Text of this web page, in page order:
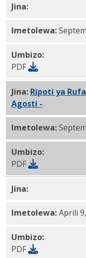
Jina:CPOC
Imetolewa:
Umbizo:
PDF
Jina: Ripoti ya
Agosti -
Imetolewa:
Umbizo:
PDF
Jina:Dakika za
Imetolewa:Aprili
Umbizo:
PDF